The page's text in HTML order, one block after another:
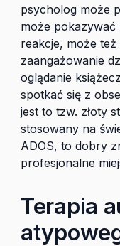
psycholog może
może
reakcje, może
zaangażowanie
oglądanie
spotkać się z
jest to tzw. złoty
stosowany na
ADOS, to dobry
profesjonalne
Terapia